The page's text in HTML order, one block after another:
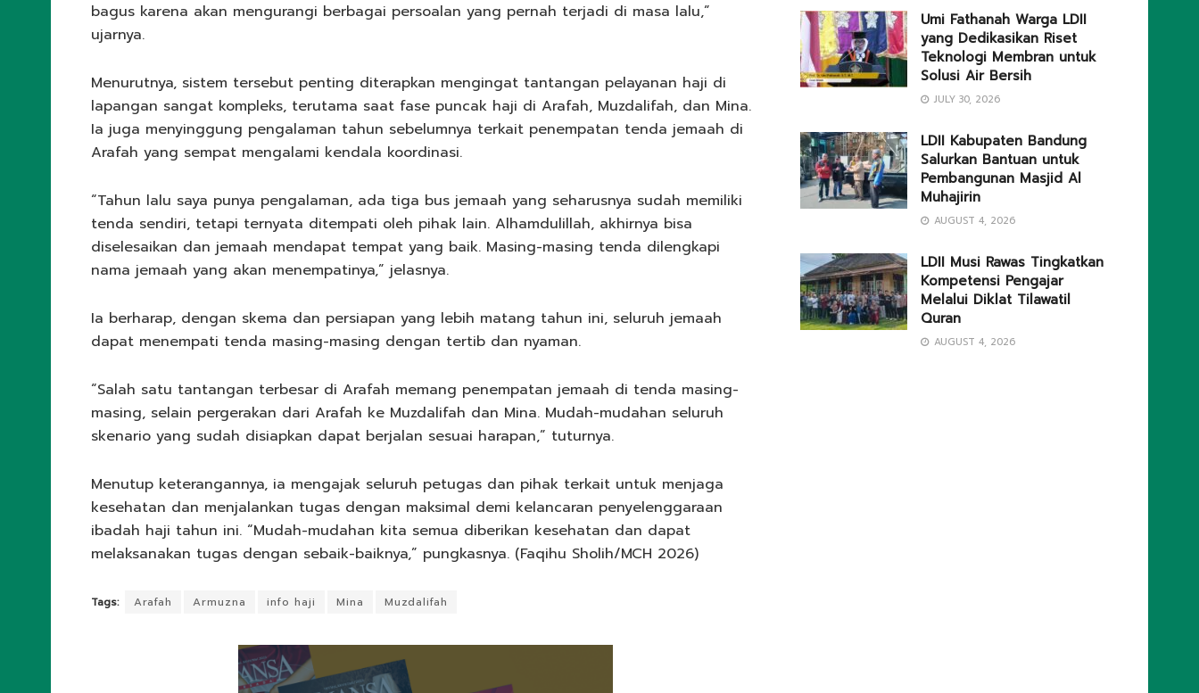
bagus karena akan mengurangi berbagai persoalan yang pernah terjadi di masa lalu,”
ujarnya.
Menurutnya, sistem tersebut penting diterapkan mengingat tantangan pelayanan haji di
lapangan sangat kompleks, terutama saat fase puncak haji di Arafah, Muzdalifah, dan Mina.
Ia juga menyinggung pengalaman tahun sebelumnya terkait penempatan tenda jemaah di
Arafah yang sempat mengalami kendala koordinasi.
“Tahun lalu saya punya pengalaman, ada tiga bus jemaah yang seharusnya sudah memiliki
tenda sendiri, tetapi ternyata ditempati oleh pihak lain. Alhamdulillah, akhirnya bisa
diselesaikan dan jemaah mendapat tempat yang baik. Masing-masing tenda dilengkapi
nama jemaah yang akan menempatinya,” jelasnya.
Ia berharap, dengan skema dan persiapan yang lebih matang tahun ini, seluruh jemaah
dapat menempati tenda masing-masing dengan tertib dan nyaman.
“Salah satu tantangan terbesar di Arafah memang penempatan jemaah di tenda masing-
masing, selain pergerakan dari Arafah ke Muzdalifah dan Mina. Mudah-mudahan seluruh
skenario yang sudah disiapkan dapat berjalan sesuai harapan,” tuturnya.
Menutup keterangannya, ia mengajak seluruh petugas dan pihak terkait untuk menjaga
kesehatan dan menjalankan tugas dengan maksimal demi kelancaran penyelenggaraan
ibadah haji tahun ini. “Mudah-mudahan kita semua diberikan kesehatan dan dapat
melaksanakan tugas dengan sebaik-baiknya,” pungkasnya. (Faqihu Sholih/MCH 2026)
Tags: Arafah Armuzna info haji Mina Muzdalifah
Umi Fathanah Warga LDII
yang Dedikasikan Riset
Teknologi Membran untuk
Solusi Air Bersih
JULY 30, 2026
LDII Kabupaten Bandung
Salurkan Bantuan untuk
Pembangunan Masjid Al
Muhajirin
AUGUST 4, 2026
LDII Musi Rawas Tingkatkan
Kompetensi Pengajar
Melalui Diklat Tilawatil
Quran
AUGUST 4, 2026